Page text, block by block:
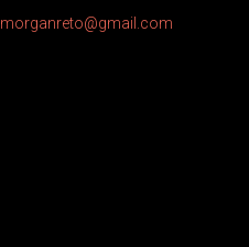
morganreto@gmail.com